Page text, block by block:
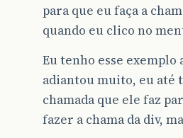
para que eu faça a
quando eu clico no
Eu tenho esse exemplo
adiantou muito, eu até
chamada que ele faz
fazer a chama da div,